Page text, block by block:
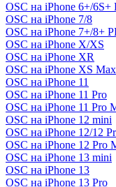
OSC на iPhone 6+/6S+
OSC на iPhone 7/8
OSC на iPhone 7+/8+
OSC на iPhone X/XS
OSC на iPhone XR
OSC на iPhone XS Max
OSC на iPhone 11
OSC на iPhone 11 Pro
OSC на iPhone 11 Pro
OSC на iPhone 12 mini
OSC на iPhone 12/12
OSC на iPhone 12 Pro
OSC на iPhone 13 mini
OSC на iPhone 13
OSC на iPhone 13 Pro